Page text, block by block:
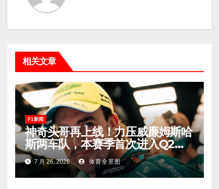
相关文章
F1新闻
神奇头哥再上线！力压威廉姆斯哈
斯两车队，本赛季首次进入Q2，
车迷终于扬眉吐气！
7 月 26, 2026 体育全景图